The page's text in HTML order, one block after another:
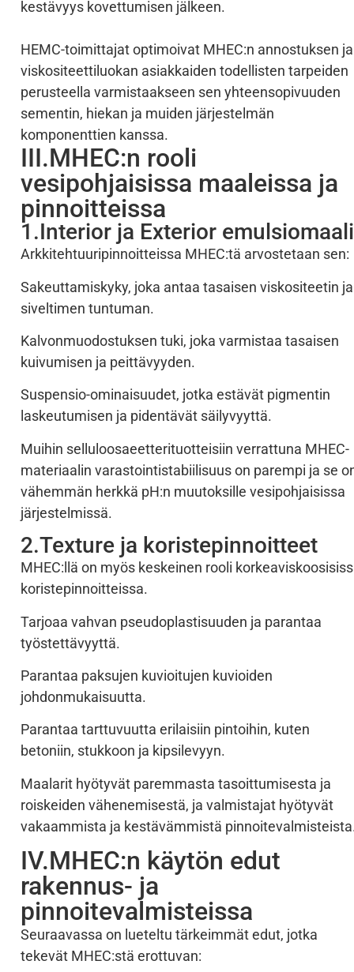
kestävyys kovettumisen jälkeen.
HEMC-toimittajat optimoivat MHEC:n annostuksen ja
viskositeettiluokan asiakkaiden todellisten tarpeiden
perusteella varmistaakseen sen yhteensopivuuden
sementin, hiekan ja muiden järjestelmän
komponenttien kanssa.
III.MHEC:n rooli
vesipohjaisissa maaleissa ja
pinnoitteissa
1.Interior ja Exterior
Arkkitehtuuripinnoitteissa MHEC:tä arvostetaan sen:
Sakeuttamiskyky, joka antaa tasaisen viskositeetin ja
siveltimen tuntuman.
Kalvonmuodostuksen tuki, joka varmistaa tasaisen
kuivumisen ja peittävyyden.
Suspensio-ominaisuudet, jotka estävät pigmentin
laskeutumisen ja pidentävät säilyvyyttä.
Muihin selluloosaeetterituotteisiin verrattuna MHEC-
materiaalin varastointistabiilisuus on parempi ja se
vähemmän herkkä pH:n muutoksille vesipohjaisissa
järjestelmissä.
2.Texture ja koristepinnoitteet
MHEC:llä on myös keskeinen rooli
koristepinnoitteissa.
Tarjoaa vahvan pseudoplastisuuden ja parantaa
työstettävyyttä.
Parantaa paksujen kuvioitujen kuvioiden
johdonmukaisuutta.
Parantaa tarttuvuutta erilaisiin pintoihin, kuten
betoniin, stukkoon ja kipsilevyyn.
Maalarit hyötyvät paremmasta tasoittumisesta ja
roiskeiden vähenemisestä, ja valmistajat hyötyvät
vakaammista ja kestävämmistä
IV.MHEC:n käytön edut
rakennus- ja
pinnoitevalmisteissa
Seuraavassa on lueteltu tärkeimmät edut, jotka
tekevät MHEC:stä erottuvan: